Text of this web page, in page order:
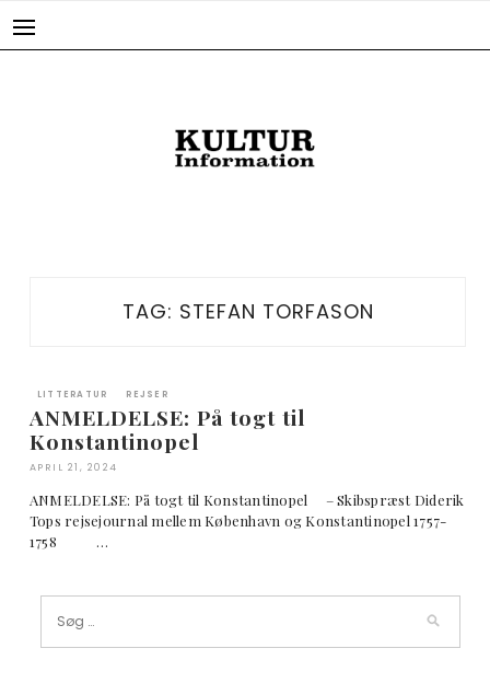
TAG: STEFAN TORFASON
LITTERATUR REJSER
ANMELDELSE: På togt til
Konstantinopel
APRIL 21, 2024
ANMELDELSE: På togt til Konstantinopel – Skibspræst Diderik
Tops rejsejournal mellem København og Konstantinopel 1757-
1758 …